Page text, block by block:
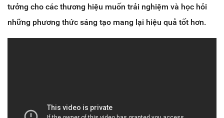
tưởng cho các thương hiệu muốn trải nghiệm và học hỏi
những phương thức sáng tạo mang lại hiệu quả tốt hơn.